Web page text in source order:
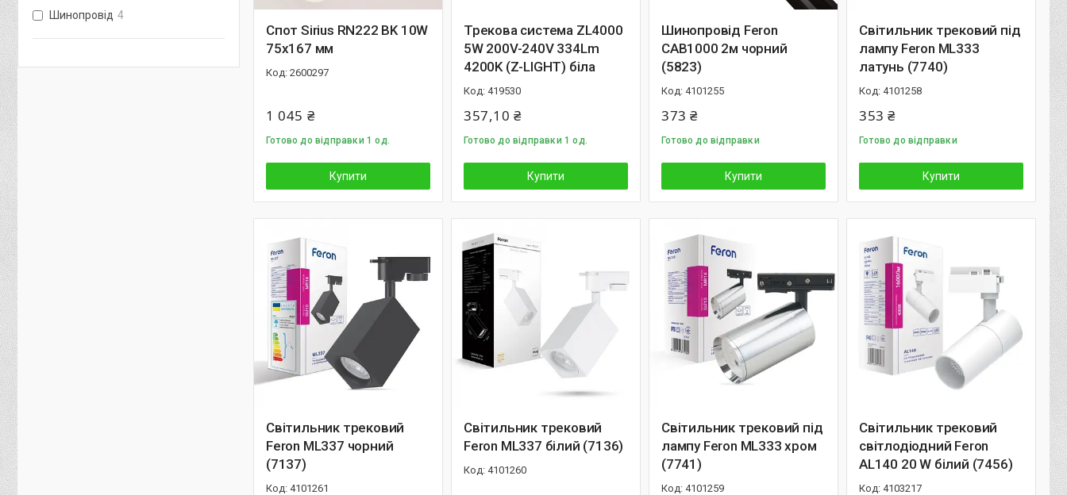
Спот Sirius RN222 BK 10W
75х167 мм
2600297
1 045 ₴
Готово до відправки 1 од.
Купити
Трекова система ZL4000
5W 200V-240V 334Lm
4200K (Z-LIGHT) біла
419530
357,10 ₴
Готово до відправки 1 од.
Купити
Шинопровід Feron
CAB1000 2м чорний
(5823)
4101255
373 ₴
Готово до відправки
Купити
Світильник трековий під
лампу Feron ML333
латунь (7740)
4101258
353 ₴
Готово до відправки
Купити
Світильник трековий
Feron ML337 чорний
(7137)
4101261
Світильник трековий
Feron ML337 білий (7136)
4101260
Світильник трековий під
лампу Feron ML333 хром
(7741)
4101259
Світильник трековий
свiтлодiодний Feron
AL140 20 W білий (7456)
4103217
Шинопровід 4